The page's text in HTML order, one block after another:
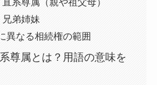
弟姉妹
異なる相続権の範囲
尊属とは？用語の意味を